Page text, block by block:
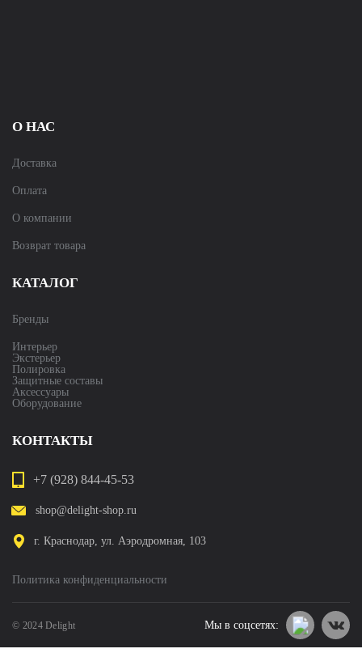
О НАС
Доставка
Оплата
О компании
Возврат товара
КАТАЛОГ
Бренды
Интерьер
Экстерьер
Полировка
Защитные составы
Аксессуары
Оборудование
КОНТАКТЫ
+7 (928) 844-45-53
shop@delight-shop.ru
г. Краснодар, ул. Аэродромная, 103
© 2024 Delight
Политика конфиденциальности
Мы в соцсетях: